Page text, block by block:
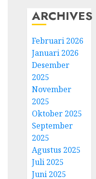
ARCHIVES
Februari 2026
Januari 2026
Desember
2025
November
2025
Oktober 2025
September
2025
Agustus 2025
Juli 2025
Juni 2025
3
Natal